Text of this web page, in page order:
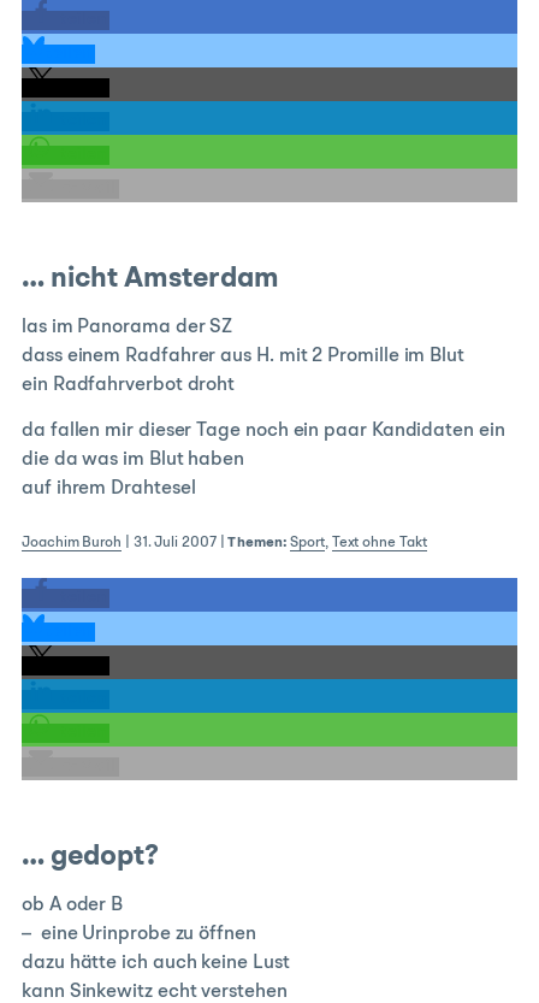
… nicht Amsterdam
las im Panorama der SZ
dass einem Radfahrer aus H. mit 2 Promille im Blut
ein Radfahrverbot droht
da fallen mir dieser Tage noch ein paar Kandidaten ein
die da was im Blut haben
auf ihrem Drahtesel
Joachim Buroh 31. Juli 2007|Themen: Sport, Text ohne Takt
… gedopt?
ob A oder B
– eine Urinprobe zu öffnen
dazu hätte ich auch keine Lust
kann Sinkewitz echt verstehen